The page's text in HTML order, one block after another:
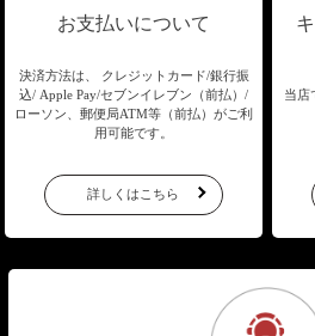
お支払いについて
決済方法は、 クレジットカード/銀行振
込/ Apple Pay/セブンイレブン（前払）/
ローソン、郵便局ATM等（前払）がご利
用可能です。
詳しくはこちら
当店